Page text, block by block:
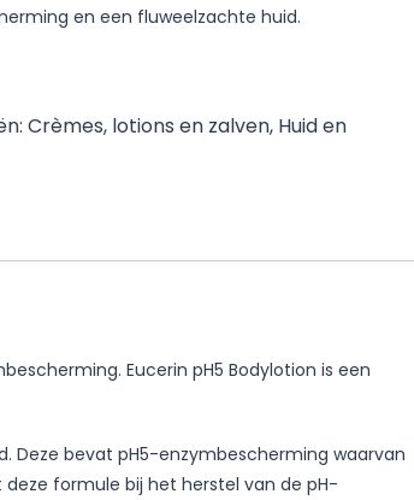
en een fluweelzachte huid.
Crèmes, lotions en zalven, Huid en
Eucerin pH5 Bodylotion is een
Deze bevat pH5-enzymbescherming waarvan
formule bij het herstel van de pH-